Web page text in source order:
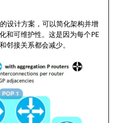
设计方案，可以简化架构并增
和可维护性。这是因为每个PE
邻接关系都会减少。